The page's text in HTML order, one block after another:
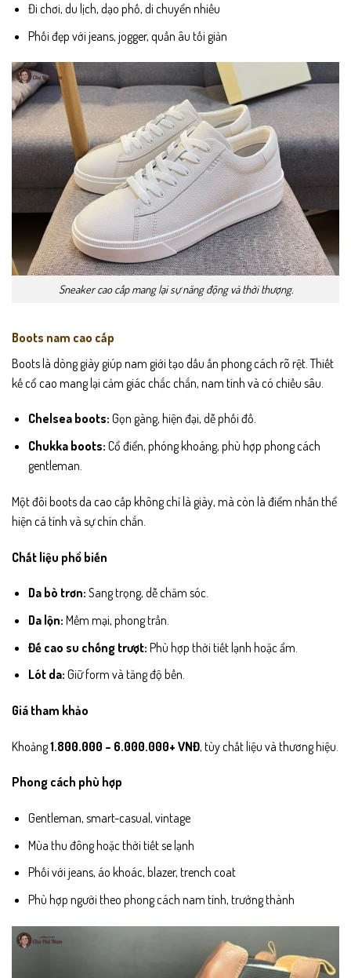
Đi chơi, du lịch, dạo phố, di chuyển nhiều
Phối đẹp với jeans, jogger, quần âu tối giản
Sneaker cao cấp mang lại sự năng động và thời thượng.
Boots nam cao cấp
Boots là dòng giày giúp nam giới tạo dấu ấn phong cách rõ rệt. Thiết
kế cổ cao mang lại cảm giác chắc chắn, nam tính và có chiều sâu.
Chelsea boots: Gọn gàng, hiện đại, dễ phối đồ.
Chukka boots: Cổ điển, phóng khoáng, phù hợp phong cách
gentleman.
Một đôi boots da cao cấp không chỉ là giày, mà còn là điểm nhấn thể
hiện cá tính và sự chín chắn.
Chất liệu phổ biến
Da bò trơn: Sang trọng, dễ chăm sóc.
Da lộn: Mềm mại, phong trần.
Đế cao su chống trượt: Phù hợp thời tiết lạnh hoặc ẩm.
Lót da: Giữ form và tăng độ bền.
Giá tham khảo
Khoảng1.800.000 – 6.000.000+ VNĐ, tùy chất liệu và thương hiệu.
Phong cách phù hợp
Gentleman, smart-casual, vintage
Mùa thu đông hoặc thời tiết se lạnh
Phối với jeans, áo khoác, blazer, trench coat
Phù hợp người theo phong cách nam tính, trưởng thành